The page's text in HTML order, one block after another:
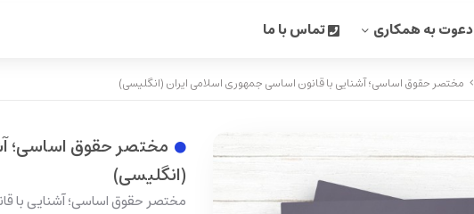
دعوت به همکاری تماس با ما
مختصر حقوق اساسی؛ آشنایی با قانون اساسی جمهوری اسلامی ایران (انگلیسی)
مختصر حقوق اساسی؛
(انگلیسی)
مختصر حقوق اساسی؛ آشنایی با